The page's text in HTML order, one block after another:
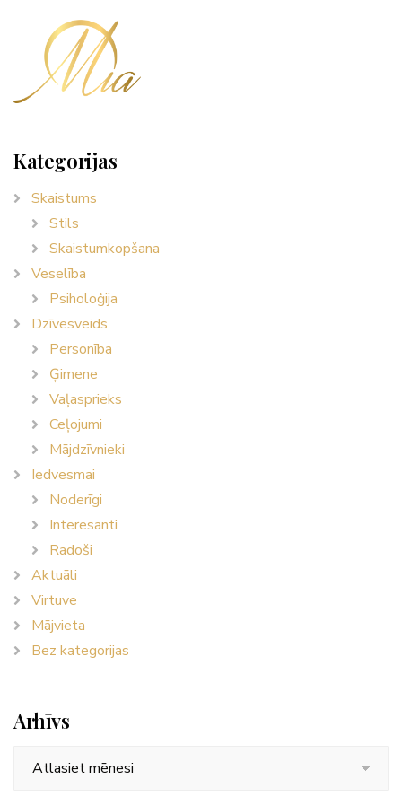
Kategorijas
Skaistums
Stils
Skaistumkopšana
Veselība
Psiholoģija
Dzīvesveids
Personība
Ģimene
Vaļasprieks
Ceļojumi
Mājdzīvnieki
Iedvesmai
Noderīgi
Interesanti
Radoši
Aktuāli
Virtuve
Mājvieta
Bez kategorijas
Arhīvs